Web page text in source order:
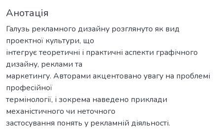
Анотація
Галузь рекламного дизайну розглянуто як вид
проектної культури, що
інтегрує теоретичні і практичні аспекти графічного
дизайну, реклами та
маркетингу. Авторами акцентовано увагу на проблемі
професійної
термінології, і зокрема наведено приклади
механістичного чи неточного
застосування понять у рекламній діяльності.